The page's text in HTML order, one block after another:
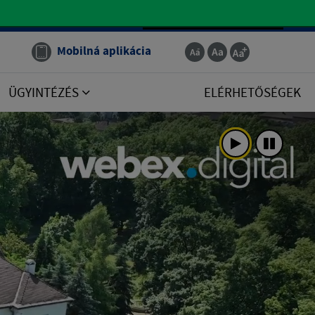
Mobilná aplikácia
ÜGYINTÉZÉS ELÉRHETŐSÉGEK